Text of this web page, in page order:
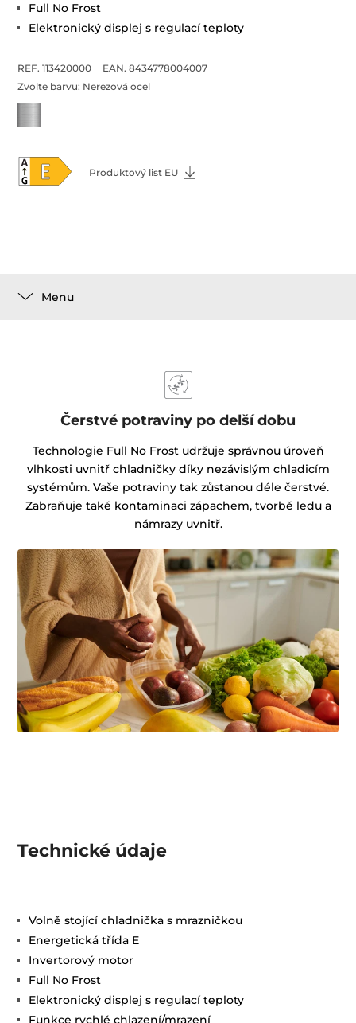
Full No Frost
Elektronický displej s regulací teploty
REF. 113420000
EAN. 8434778004007
Zvolte barvu: Nerezová ocel
Produktový list EU
Menu
Čerstvé potraviny po delší dobu
Technologie Full No Frost udržuje správnou úroveň
vlhkosti uvnitř chladničky díky nezávislým chladicím
systémům. Vaše potraviny tak zůstanou déle čerstvé.
Zabraňuje také kontaminaci zápachem, tvorbě ledu a
námrazy uvnitř.
Technické údaje
Volně stojící chladnička s mrazničkou
Energetická třída E
Invertorový motor
Full No Frost
Elektronický displej s regulací teploty
Funkce rychlé chlazení/mrazení